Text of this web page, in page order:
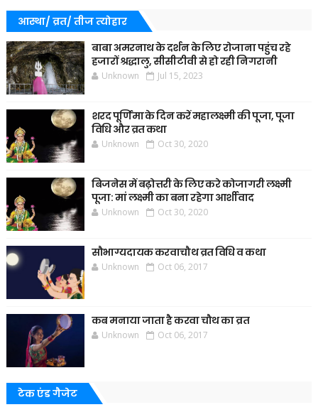
आस्था/ व्रत/ तीज त्‍योहार
बाबा अमरनाथ के दर्शन के लिए रोजाना पहुंच रहे
हजारों श्रद्धालु, सीसीटीवी से हो रही निगरानी
Unknown Jul 15, 2023
शरद पूर्णिमा के दिन करें महालक्ष्मी की पूजा, पूजा
विधि और व्रत कथा
Unknown Oct 30, 2020
बिजनेस में बढ़ोत्तरी के लिए करे कोजागरी लक्ष्मी
पूजा: मां लक्ष्मी का बना रहेगा आर्शीवाद
Unknown Oct 30, 2020
सौभाग्यदायक करवाचौथ व्रत विधि व कथा
Unknown Oct 06, 2017
कब मनाया जाता है करवा चौथ का व्रत
Unknown Oct 06, 2017
टेक एंड गैजेट